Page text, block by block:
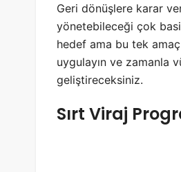
Geri dönüşlere karar
yönetebileceği çok
hedef ama bu tek
uygulayın ve zamanla
geliştireceksiniz.
Sırt Viraj